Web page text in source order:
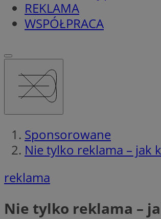
REKLAMA
WSPÓŁPRACA
Sponsorowane
Nie tylko reklama – jak
reklama
Nie tylko reklama –